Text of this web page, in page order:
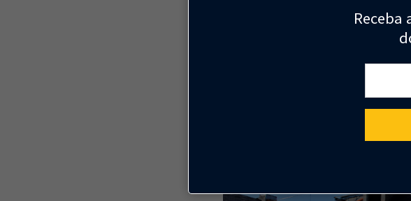
Um exemplo de projeto que
. Cansada de ver
que elas querem fazer antes de
Receba